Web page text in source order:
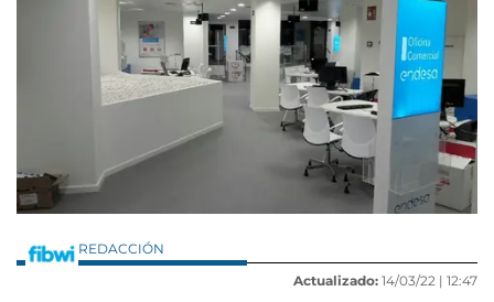
REDACCIÓN
Actualizado: 14/03/22 | 12:47